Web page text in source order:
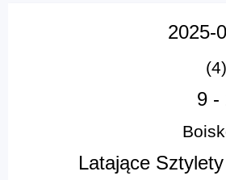
2025-
(4)
9 -
Latające